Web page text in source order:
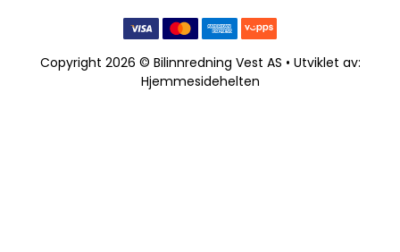
Copyright 2026 © Bilinnredning Vest AS • Utviklet av:
Hjemmesidehelten